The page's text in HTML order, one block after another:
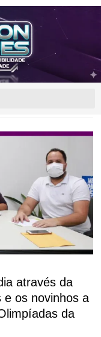
através da
e os novinhos a
da